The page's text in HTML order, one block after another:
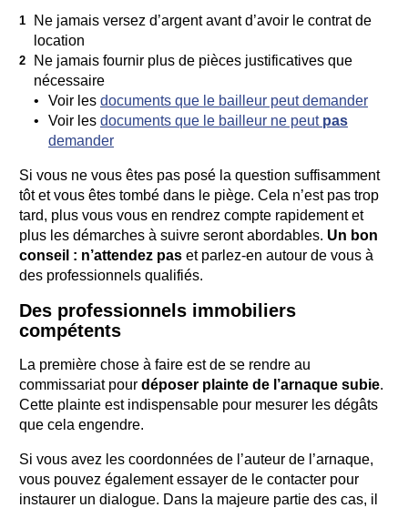
Ne jamais versez d’argent avant d’avoir le contrat de
location
Ne jamais fournir plus de pièces justificatives que
nécessaire
Voir les documents que le bailleur peut demander
Voir les documents que le bailleur ne peut pas
demander
Si vous ne vous êtes pas posé la question suffisamment
tôt et vous êtes tombé dans le piège. Cela n’est pas trop
tard, plus vous vous en rendrez compte rapidement et
plus les démarches à suivre seront abordables. Un bon
conseil : n’attendez pas et parlez-en autour de vous à
des professionnels qualifiés.
Des professionnels immobiliers
compétents
La première chose à faire est de se rendre au
commissariat pour déposer plainte de l’arnaque subie.
Cette plainte est indispensable pour mesurer les dégâts
que cela engendre.
Si vous avez les coordonnées de l’auteur de l’arnaque,
vous pouvez également essayer de le contacter pour
instaurer un dialogue. Dans la majeure partie des cas, il